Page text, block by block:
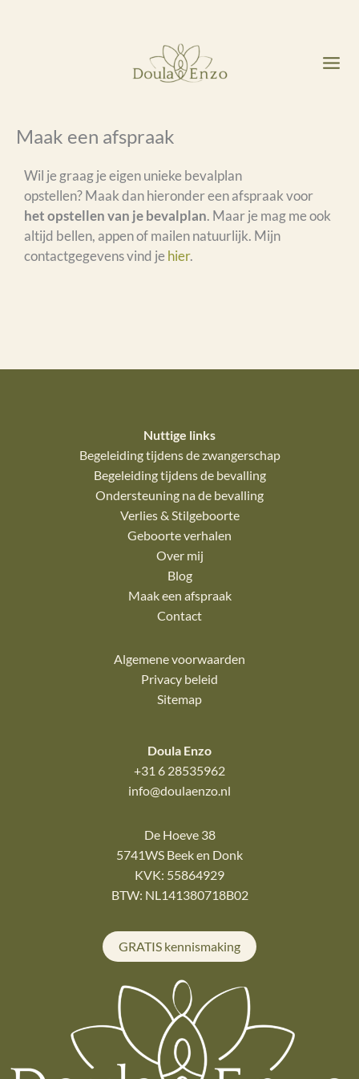
Maak een afspraak
Wil je graag je eigen unieke bevalplan
opstellen? Maak dan hieronder een afspraak voor
het opstellen van je bevalplan. Maar je mag me ook
altijd bellen, appen of mailen natuurlijk. Mijn
contactgegevens vind je hier.
Nuttige links
Begeleiding tijdens de zwangerschap
Begeleiding tijdens de bevalling
Ondersteuning na de bevalling
Verlies & Stilgeboorte
Geboorte verhalen
Over mij
Blog
Maak een afspraak
Contact
Algemene voorwaarden
Privacy beleid
Sitemap
Doula Enzo
+31 6 28535962
info@doulaenzo.nl
De Hoeve 38
5741WS Beek en Donk
KVK: 55864929
BTW: NL141380718B02
GRATIS kennismaking